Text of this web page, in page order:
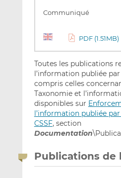
Communiqué
PDF (1.51MB)
Toutes les publications
l’information publiée
compris celles
Taxonomie et
disponibles sur
l’information publiée
CSSF, section
Documentation
Publications de